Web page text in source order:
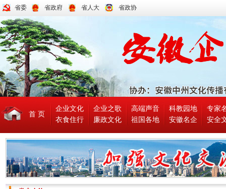
省委 省政府 省人大 省政协
首 页
企业文化 企业之歌 高端声音 科教园地
专家
衣食住行
廉政文化 祖国各地 安徽名企 安全